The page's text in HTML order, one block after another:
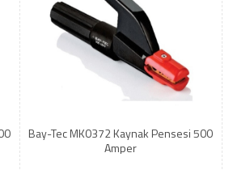
Bay-Tec MK0372 Kaynak Pensesi 500
Amper